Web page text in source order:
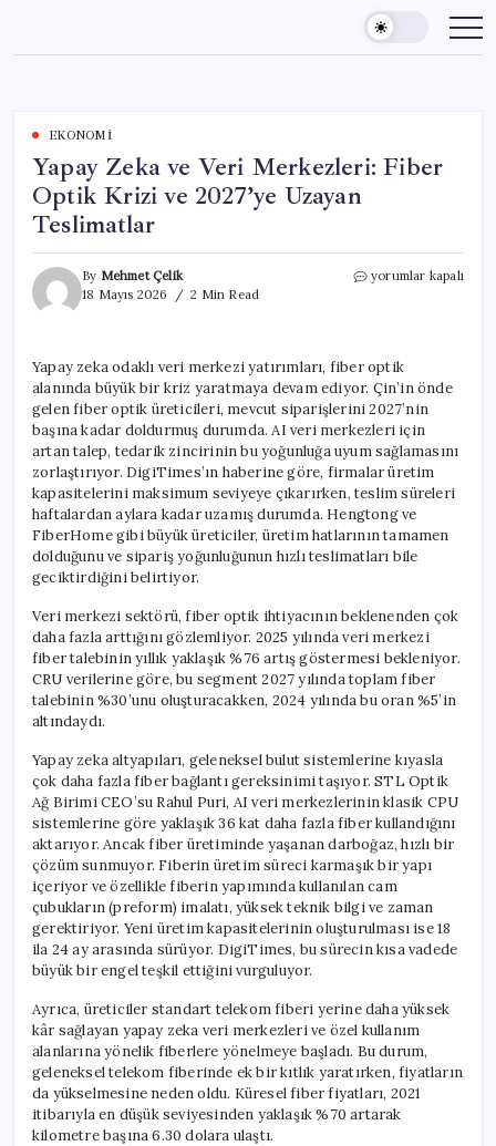
content
EKONOMI
Yapay Zeka ve Veri Merkezleri: Fiber
Optik Krizi ve 2027’ye Uzayan
Teslimatlar
By Mehmet Çelik
18 Mayıs 2026
2 Min Read
Yapay
Fiber
Optik
Krizi
ve
2027’ye
Uzayan
Teslimatlar
için
yorumlar kapalı
Yapay zeka odaklı veri merkezi yatırımları, fiber optik
alanında büyük bir kriz yaratmaya devam ediyor. Çin’in önde
gelen fiber optik üreticileri, mevcut siparişlerini 2027’nin
başına kadar doldurmuş durumda. AI veri merkezleri için
artan talep, tedarik zincirinin bu yoğunluğa uyum sağlamasını
zorlaştırıyor. DigiTimes’ın haberine göre, firmalar üretim
kapasitelerini maksimum seviyeye çıkarırken, teslim süreleri
haftalardan aylara kadar uzamış durumda. Hengtong ve
FiberHome gibi büyük üreticiler, üretim hatlarının tamamen
dolduğunu ve sipariş yoğunluğunun hızlı teslimatları bile
geciktirdiğini belirtiyor.
Veri merkezi sektörü, fiber optik ihtiyacının beklenenden çok
daha fazla arttığını gözlemliyor. 2025 yılında veri merkezi
fiber talebinin yıllık yaklaşık %76 artış göstermesi bekleniyor.
CRU verilerine göre, bu segment 2027 yılında toplam fiber
talebinin %30’unu oluşturacakken, 2024 yılında bu oran %5’in
altındaydı.
Yapay zeka altyapıları, geleneksel bulut sistemlerine kıyasla
çok daha fazla fiber bağlantı gereksinimi taşıyor. STL Optik
Ağ Birimi CEO’su Rahul Puri, AI veri merkezlerinin klasik CPU
sistemlerine göre yaklaşık 36 kat daha fazla fiber kullandığını
aktarıyor. Ancak fiber üretiminde yaşanan darboğaz, hızlı bir
çözüm sunmuyor. Fiberin üretim süreci karmaşık bir yapı
içeriyor ve özellikle fiberin yapımında kullanılan cam
çubukların (preform) imalatı, yüksek teknik bilgi ve zaman
gerektiriyor. Yeni üretim kapasitelerinin oluşturulması ise 18
ila 24 ay arasında sürüyor. DigiTimes, bu sürecin kısa vadede
büyük bir engel teşkil ettiğini vurguluyor.
Ayrıca, üreticiler standart telekom fiberi yerine daha yüksek
kâr sağlayan yapay zeka veri merkezleri ve özel kullanım
alanlarına yönelik fiberlere yönelmeye başladı. Bu durum,
geleneksel telekom fiberinde ek bir kıtlık yaratırken, fiyatların
da yükselmesine neden oldu. Küresel fiber fiyatları, 2021
itibarıyla en düşük seviyesinden yaklaşık %70 artarak
kilometre başına 6.30 dolara ulaştı.